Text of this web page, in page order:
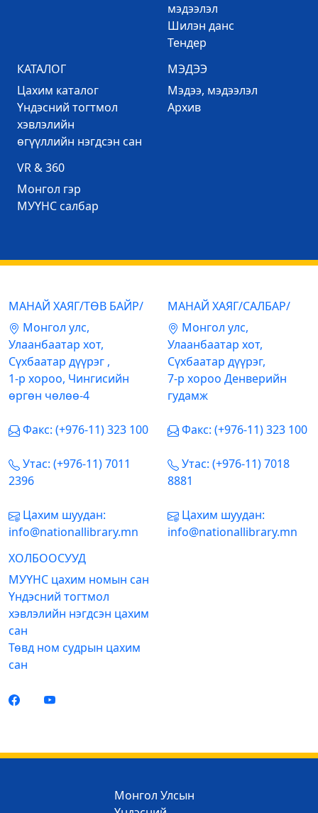
мэдээлэл
Шилэн данс
Тендер
КАТАЛОГ
Цахим каталог
Үндэсний тогтмол
хэвлэлийн
өгүүллийн нэгдсэн сан
МЭДЭЭ
Mэдээ, мэдээлэл
Архив
VR & 360
Mонгол гэр
МУҮНС салбар
МАНАЙ ХАЯГ/ТӨВ БАЙР/
Mонгол улс,
Улаанбаатар хот,
Сүхбаатар дүүрэг ,
1-р хороо, Чингисийн
өргөн чөлөө-4
Факс: (+976-11) 323 100
Утас: (+976-11) 7011
2396
Цахим шуудан:
info@nationallibrary.mn
МАНАЙ ХАЯГ/САЛБАР/
Mонгол улс,
Улаанбаатар хот,
Сүхбаатар дүүрэг,
7-р хороо Денверийн
гудамж
Факс: (+976-11) 323 100
Утас: (+976-11) 7018
8881
Цахим шуудан:
info@nationallibrary.mn
ХОЛБООСУУД
МУҮНС цахим номын сан
Үндэсний тогтмол
хэвлэлийн нэгдсэн цахим
сан
Төвд ном судрын цахим
сан
Монгол Улсын